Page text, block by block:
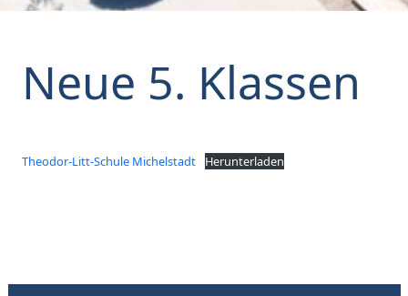
Neue 5. Klassen
Theodor-Litt-Schule Michelstadt Herunterladen